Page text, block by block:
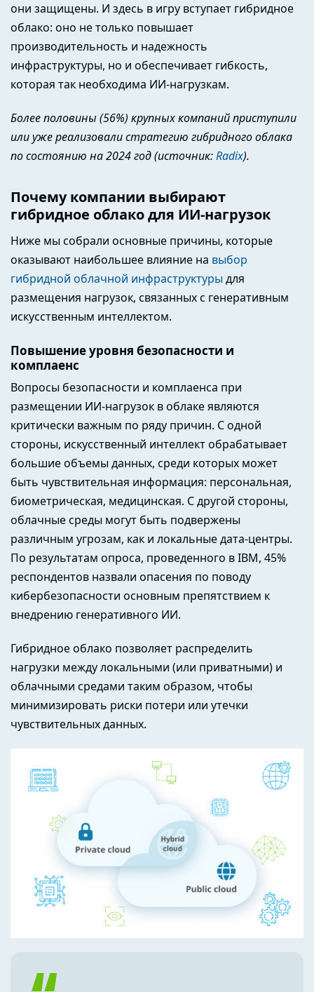
они защищены. И здесь в игру вступает гибридное
облако: оно не только повышает
производительность и надежность
инфраструктуры, но и обеспечивает гибкость,
которая так необходима ИИ-нагрузкам.
Более половины (56%) крупных компаний приступили
или уже реализовали стратегию гибридного облака
по состоянию на 2024 год (источник:Radix).
Почему компании выбирают
гибридное облако для ИИ-нагрузок
Ниже мы собрали основные причины, которые
оказывают наибольшее влияние на выбор
гибридной облачной инфраструктуры для
размещения нагрузок, связанных с генеративным
искусственным интеллектом.
Повышение уровня безопасности и
комплаенс
Вопросы безопасности и комплаенса при
размещении ИИ-нагрузок в облаке являются
критически важным по ряду причин. С одной
стороны, искусственный интеллект обрабатывает
большие объемы данных, среди которых может
быть чувствительная информация: персональная,
биометрическая, медицинская. С другой стороны,
облачные среды могут быть подвержены
различным угрозам, как и локальные дата-центры.
По результатам опроса, проведенного в IBM, 45%
респондентов назвали опасения по поводу
кибербезопасности основным препятствием к
внедрению генеративного ИИ.
Гибридное облако позволяет распределить
нагрузки между локальными (или приватными) и
облачными средами таким образом, чтобы
минимизировать риски потери или утечки
чувствительных данных.